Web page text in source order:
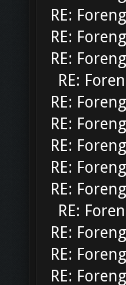
RE:
RE:
RE:
RE:
RE:
RE:
RE:
RE:
RE:
RE:
RE:
RE:
RE: